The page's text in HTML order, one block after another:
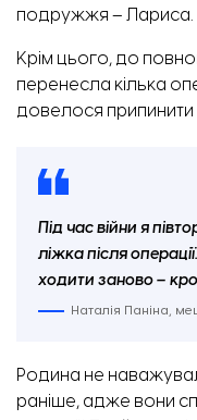
подружжя – Лариса.
Крім цього, до
перенесла кілька
довелося припинити
Під час війни я
ліжка після
ходити заново –
Наталія Паніна,
Родина не
раніше, адже вони